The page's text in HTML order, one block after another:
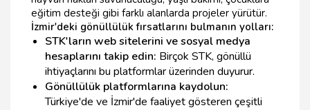
eğitim desteği gibi farklı alanlarda projeler yürütür.
İzmir'deki gönüllülük fırsatlarını bulmanın yolları:
STK'ların web sitelerini ve sosyal medya
hesaplarını takip edin: Birçok STK, gönüllü
ihtiyaçlarını bu platformlar üzerinden duyurur.
Gönüllülük platformlarına kaydolun:
Türkiye'de ve İzmir'de faaliyet gösteren çeşitli